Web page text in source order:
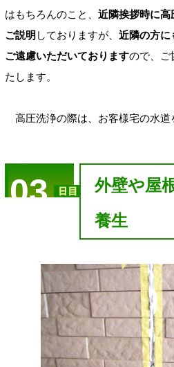
はもちろんのこと、 近隣挨拶時に
ご説明 しておりますが、 近隣の方に
ご遠慮いただいておりますので、ご
たします。
高圧洗浄の際は、お客様宅の水道
03
外壁や屋
養生